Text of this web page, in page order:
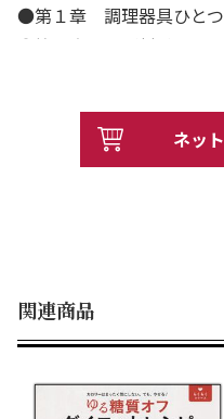
●第１章 調理器具ひとつ
●第２章 ほぼ材料１品レ
●第４章 朝・昼・晩お
●第５章 減塩レシピ
●第６章 ストックおかず
ネッ
関連商品